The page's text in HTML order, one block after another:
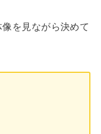
を見ながら決めて